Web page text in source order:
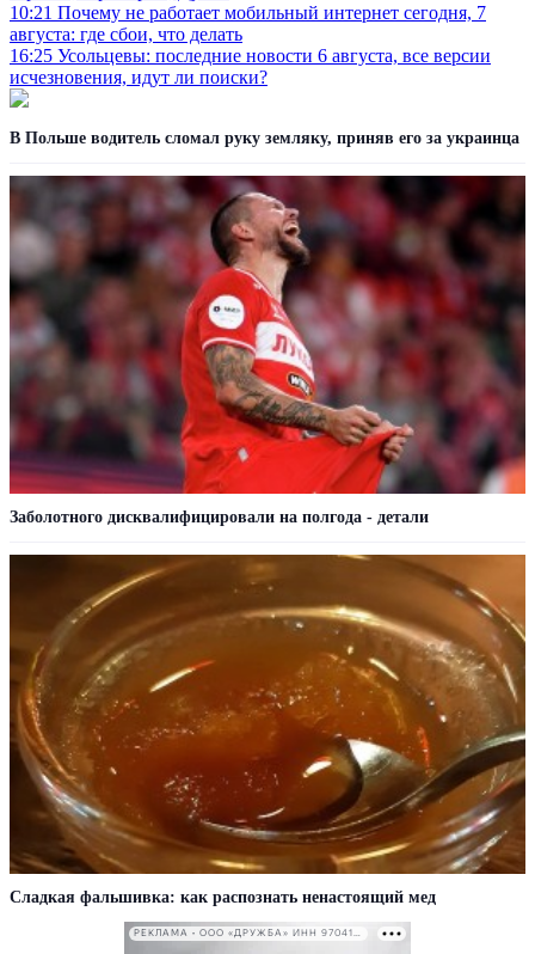
10:21 Почему не работает мобильный интернет сегодня, 7
августа: где сбои, что делать
16:25 Усольцевы: последние новости 6 августа, все версии
исчезновения, идут ли поиски?
В Польше водитель сломал руку земляку, приняв его за украинца
Заболотного дисквалифицировали на полгода - детали
Сладкая фальшивка: как распознать ненастоящий мед
РЕКЛАМА • ООО «ДРУЖБА» ИНН 9704146411